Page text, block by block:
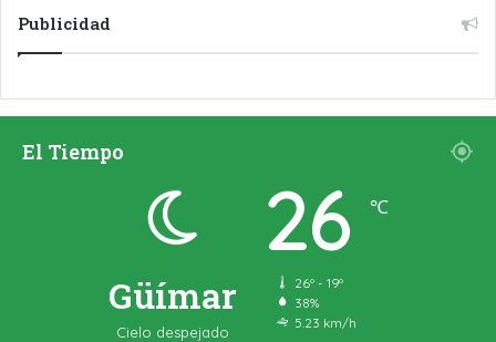
Publicidad
El Tiempo
Güímar
Cielo despejado
26 ℃
26º - 19º
38%
5.23 km/h